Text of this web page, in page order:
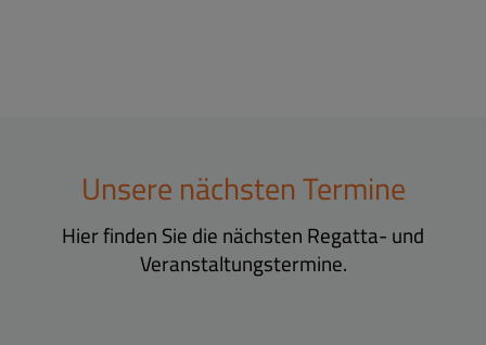
Unsere nächsten Termine
Hier finden Sie die nächsten Regatta- und
Veranstaltungstermine.